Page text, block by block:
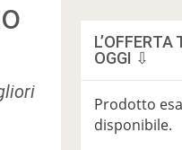
L’OFFERTA
OGGI ⇩
Prodotto
disponibile.